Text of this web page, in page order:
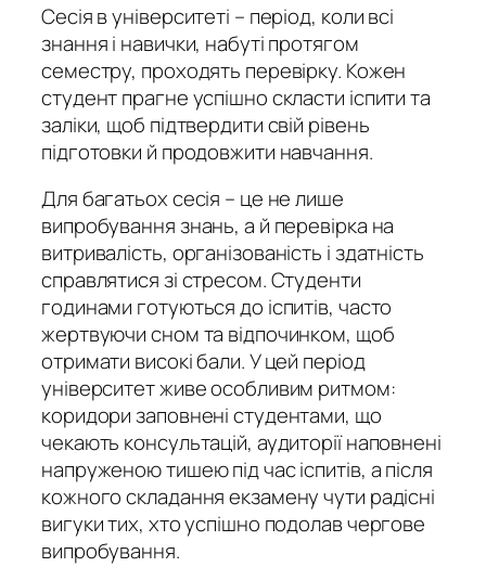
Сесія в університеті – період, коли всі
знання і навички, набуті протягом
семестру, проходять перевірку. Кожен
студент прагне успішно скласти іспити та
заліки, щоб підтвердити свій рівень
підготовки й продовжити навчання.
Для багатьох сесія – це не лише
випробування знань, а й перевірка на
витривалість, організованість і здатність
справлятися зі стресом. Студенти
годинами готуються до іспитів, часто
жертвуючи сном та відпочинком, щоб
отримати високі бали. У цей період
університет живе особливим ритмом:
коридори заповнені студентами, що
чекають консультацій, аудиторії наповнені
напруженою тишею під час іспитів, а після
кожного складання екзамену чути радісні
вигуки тих, хто успішно подолав чергове
випробування.